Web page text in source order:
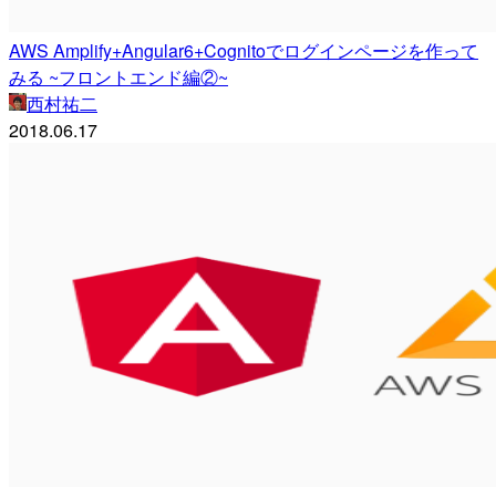
AWS Amplify+Angular6+Cognitoでログインページを作って
みる ~フロントエンド編②~
西村祐二
2018.06.17